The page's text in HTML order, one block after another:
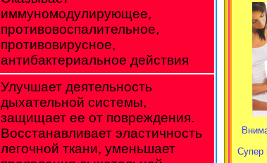
иммуномодулирующее,
противовоспалительное,
противовирусное,
антибактериальное действия
Улучшает деятельность
дыхательной системы,
защищает ее от повреждения.
Восстанавливает эластичность
легочной ткани, уменьшает
Супер